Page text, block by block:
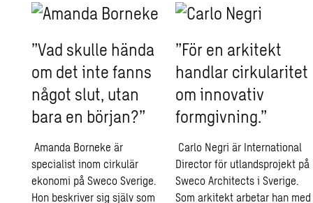
”Vad skulle hända
om det inte fanns
något slut, utan
bara en början?”
Amanda Borneke är
specialist inom cirkulär
ekonomi på Sweco Sverige.
Hon beskriver sig själv som
”För en arkitekt
handlar cirkularitet
om innovativ
formgivning.”
Carlo Negri är International
Director för utlandsprojekt på
Sweco Architects i Sverige.
Som arkitekt arbetar han med